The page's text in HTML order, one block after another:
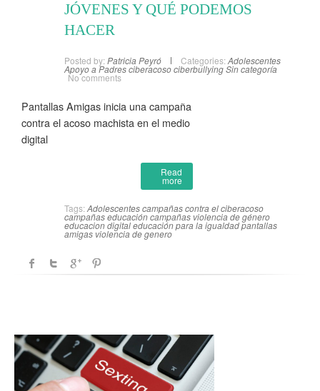
JÓVENES Y QUÉ PODEMOS
HACER
Posted by: Patricia Peyró Categories: Adolescentes
Apoyo a PadresciberacosociberbullyingSin categoría
No comments
Pantallas Amigas inicia una campaña
contra el acoso machista en el medio
digital
Read
more
Tags: Adolescentescampañas contra el ciberacoso
campañas educacióncampañas violencia de género
educacion digitaleducación para la igualdadpantallas
amigas violencia de genero